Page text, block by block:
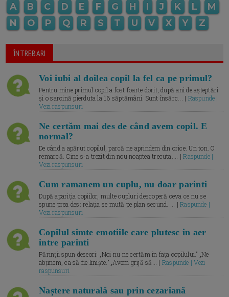
A B C D E F G H I J K L
M
N
O P Q R S T U V X Y Z
ÎNTREBARI
Voi iubi al doilea copil la fel ca pe primul?
Pentru mine primul copil a fost foarte dorit, după ani de așteptări
și o sarcină pierduta la 16 săptămâni. Sunt însărc... | Raspunde |
Vezi raspunsuri
Ne certăm mai des de când avem copil. E
normal?
De când a apărut copilul, parcă ne aprindem din orice. Un ton. O
remarcă. Cine s-a trezit din nou noaptea trecuta.... |Raspunde |
Vezi raspunsuri
Cum ramanem un cuplu, nu doar parinti
După apariția copiilor, multe cupluri descoperă ceva ce nu se
spune prea des: relația se mută pe plan secund. ... |Raspunde |
Vezi raspunsuri
Copilul simte emotiile care plutesc in aer
intre parinti
Părinții spun deseori: „Noi nu ne certăm în fața copilului.” „Ne
abținem, ca să fie liniște.” „Avem grijă să... | Raspunde | Vezi
raspunsuri
Naștere naturală sau prin cezariană